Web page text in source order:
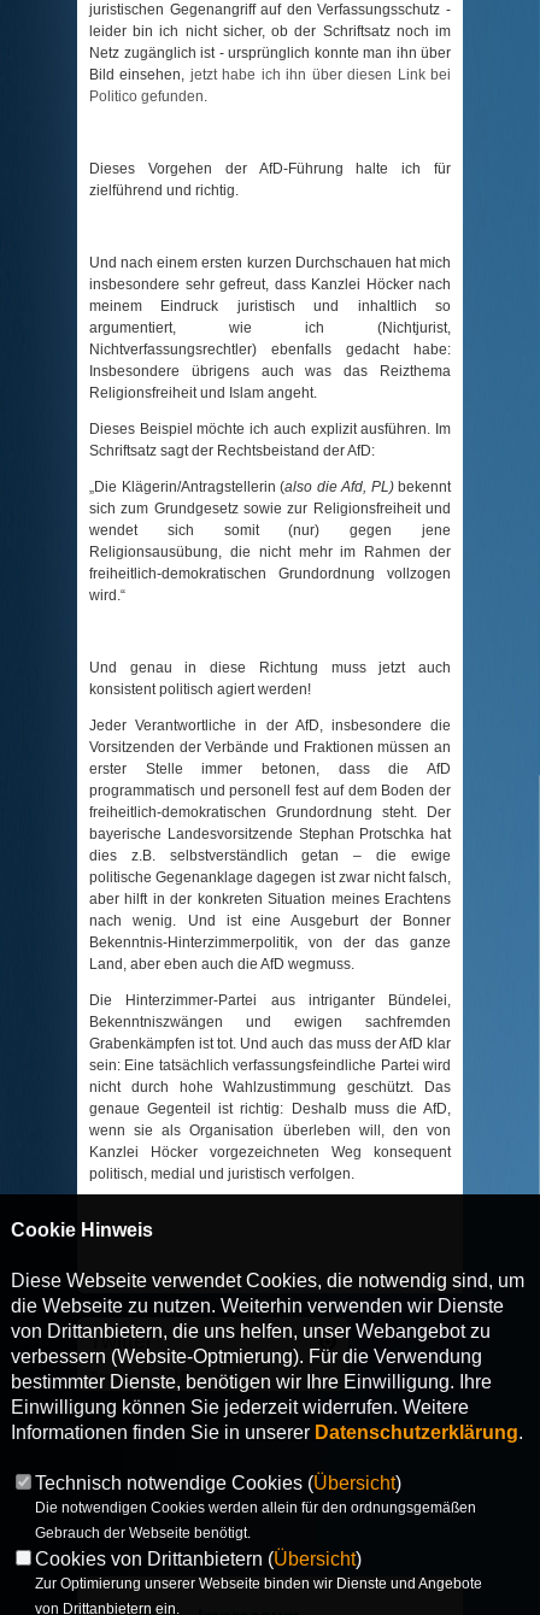
Cookie Hinweis
Diese Webseite verwendet Cookies, die notwendig sind, um
die Webseite zu nutzen. Weiterhin verwenden wir Dienste
von Drittanbietern, die uns helfen, unser Webangebot zu
verbessern (Website-Optmierung). Für die Verwendung
bestimmter Dienste, benötigen wir Ihre Einwilligung. Ihre
Einwilligung können Sie jederzeit widerrufen. Weitere
Informationen finden Sie in unserer Datenschutzerklärung.
Technisch notwendige Cookies (Übersicht)
Die notwendigen Cookies werden allein für den ordnungsgemäßen
Gebrauch der Webseite benötigt.
Cookies von Drittanbietern (Übersicht)
Zur Optimierung unserer Webseite binden wir Dienste und Angebote
von Drittanbietern ein.
juristischen Gegenangriff auf den Verfassungsschutz -
leider bin ich nicht sicher, ob der Schriftsatz noch im
Netz zugänglich ist - ursprünglich konnte man ihn über
Bild einsehen, jetzt habe ich ihn über diesen Link bei
Politico gefunden.
Dieses Vorgehen der AfD-Führung halte ich für
zielführend und richtig.
Und nach einem ersten kurzen Durchschauen hat mich
insbesondere sehr gefreut, dass Kanzlei Höcker nach
meinem Eindruck juristisch und inhaltlich so
argumentiert, wie ich (Nichtjurist,
Nichtverfassungsrechtler) ebenfalls gedacht habe:
Insbesondere übrigens auch was das Reizthema
Religionsfreiheit und Islam angeht.
Dieses Beispiel möchte ich auch explizit ausführen. Im
Schriftsatz sagt der Rechtsbeistand der AfD:
Die Klägerin/Antragstellerin (also die Afd, PL)bekennt
sich zum Grundgesetz sowie zur Religionsfreiheit und
wendet sich somit (nur) gegen jene
Religionsausübung, die nicht mehr im Rahmen der
freiheitlich-demokratischen Grundordnung vollzogen
wird.“
Und genau in diese Richtung muss jetzt auch
konsistent politisch agiert werden!
Jeder Verantwortliche in der AfD, insbesondere die
Vorsitzenden der Verbände und Fraktionen müssen an
erster Stelle immer betonen, dass die AfD
programmatisch und personell fest auf dem Boden der
freiheitlich-demokratischen Grundordnung steht. Der
bayerische Landesvorsitzende Stephan Protschka hat
dies z.B. selbstverständlich getan – die ewige
politische Gegenanklage dagegen ist zwar nicht falsch,
aber hilft in der konkreten Situation meines Erachtens
nach wenig. Und ist eine Ausgeburt der Bonner
Bekenntnis-Hinterzimmerpolitik, von der das ganze
Land, aber eben auch die AfD wegmuss.
Die Hinterzimmer-Partei aus intriganter Bündelei,
Bekenntniszwängen und ewigen sachfremden
Grabenkämpfen ist tot. Und auch das muss der AfD klar
sein: Eine tatsächlich verfassungsfeindliche Partei wird
nicht durch hohe Wahlzustimmung geschützt. Das
genaue Gegenteil ist richtig: Deshalb muss die AfD,
wenn sie als Organisation überleben will, den von
Kanzlei Höcker vorgezeichneten Weg konsequent
politisch, medial und juristisch verfolgen.
Twitter
Tweets von @PLengsfeld